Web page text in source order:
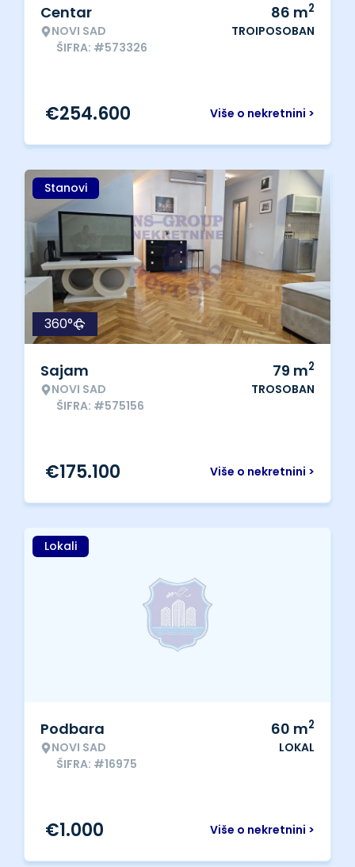
Centar
NOVI SAD
ŠIFRA: #573326
86 m2
TROIPOSOBAN
Više o nekretnini >
€254.600
Stanovi
360°
Sajam
NOVI SAD
ŠIFRA: #575156
79 m2
TROSOBAN
Više o nekretnini >
€175.100
Lokali
Podbara
NOVI SAD
ŠIFRA: #16975
60 m2
LOKAL
Više o nekretnini >
€1.000